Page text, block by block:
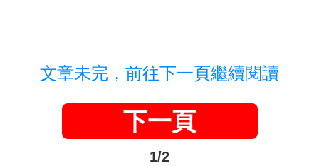
文章未完，前往下一頁繼續閱讀
下一頁
1/2